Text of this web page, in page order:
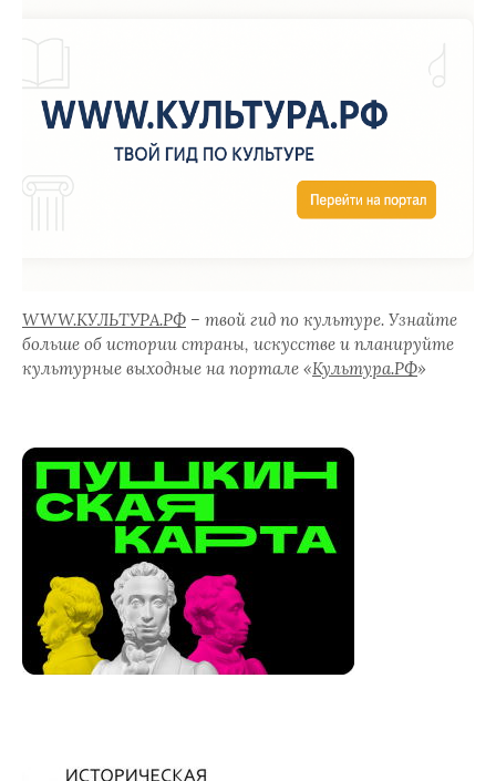
WWW.КУЛЬТУРА.РФ – твой гид по культуре. Узнайте
больше об истории страны, искусстве и планируйте
культурные выходные на портале «Культура.РФ»